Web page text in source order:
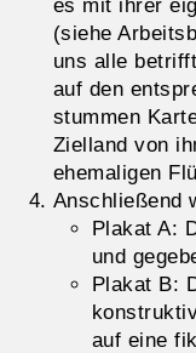
es mit ihrer
(siehe
uns alle
auf den
stummen
Zielland von
ehemaligen
Anschließend
Plakat A:
und
Plakat B:
auf eine